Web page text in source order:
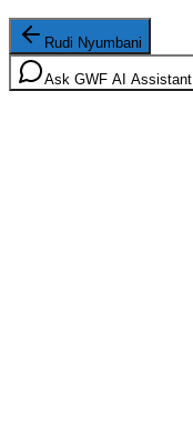
Rudi Nyumbani
Ask GWF AI Assistant